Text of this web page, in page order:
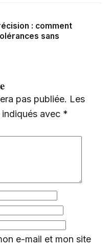
: comment
sans
pas publiée. Les
avec *
e-mail et mon site